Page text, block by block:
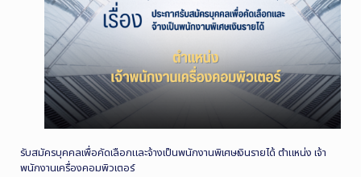
รับสมัครบุคคลเพื่อคัดเลือกและจ้างเป็นพนักงานพิเศษเงินรายได้ ตำแหน่ง เจ้า
พนักงานเครื่องคอมพิวเตอร์